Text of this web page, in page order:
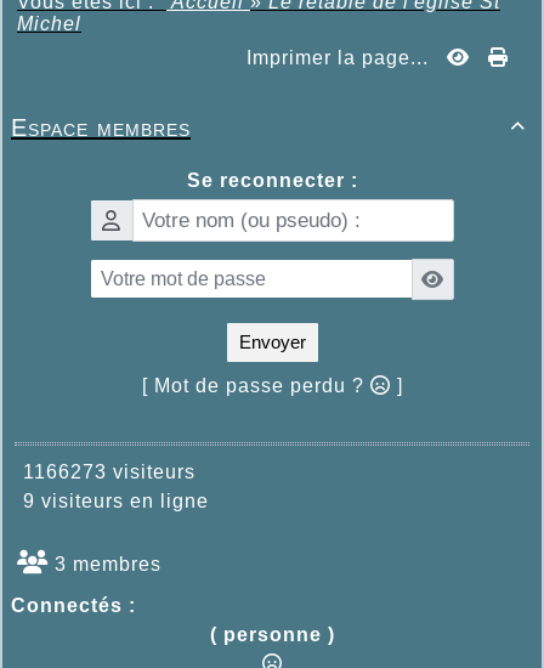
Michel
Imprimer la page...

Espace membres
Se reconnecter :
Envoyer
[ Mot de passe perdu ? ]
1166273 visiteurs
9 visiteurs en ligne
3 membres
Connectés :
( personne )